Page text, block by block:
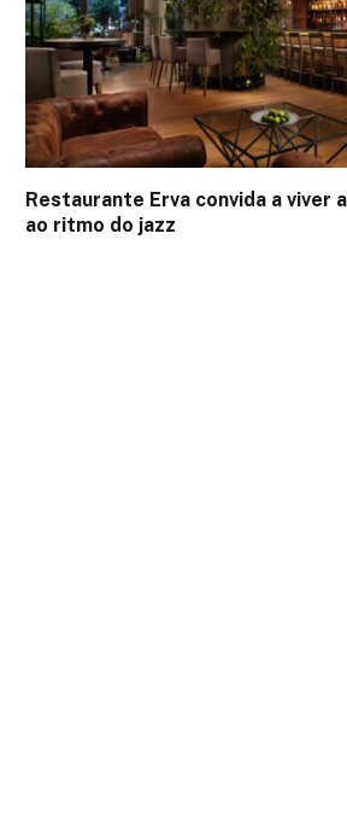
Restaurante Erva convida a viver
ao ritmo do jazz